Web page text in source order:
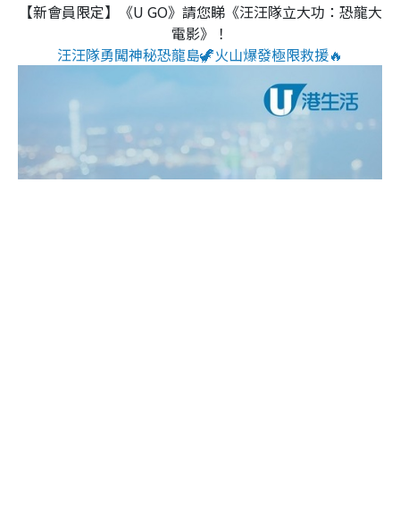
【新會員限定】《U GO》請您睇《汪汪隊立大功：恐龍大
電影》！
汪汪隊勇闖神秘恐龍島🦖火山爆發極限救援🔥